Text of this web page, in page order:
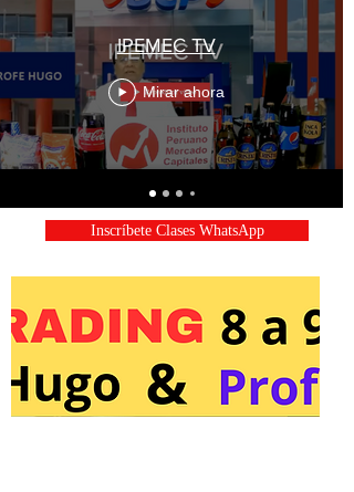
IPEMEC TV
Mirar ahora
Inscríbete Clases WhatsApp